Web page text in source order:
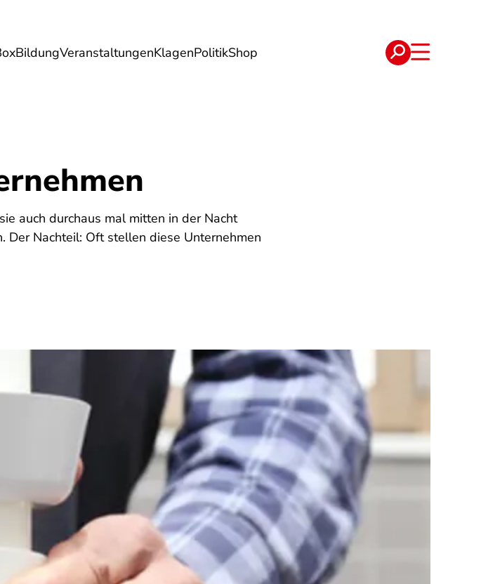
BildungVeranstaltungenKlagenPolitikShop
Energie Reise Verträge
auch durchaus mal mitten in der Nacht
Der Nachteil: Oft stellen diese Unternehmen